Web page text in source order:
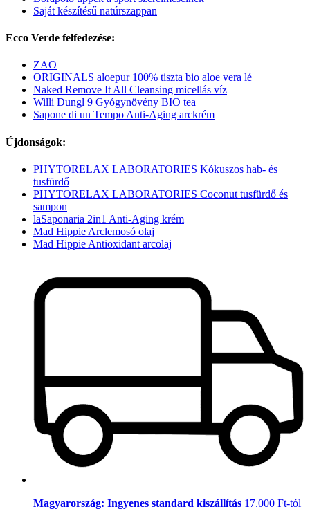
Saját készítésű natúrszappan
Ecco Verde felfedezése:
ZAO
ORIGINALS aloepur 100% tiszta bio aloe vera lé
Naked Remove It All Cleansing micellás víz
Willi Dungl 9 Gyógynövény BIO tea
Sapone di un Tempo Anti-Aging arckrém
Újdonságok:
PHYTORELAX LABORATORIES Kókuszos hab- és
tusfürdő
PHYTORELAX LABORATORIES Coconut tusfürdő és
sampon
laSaponaria 2in1 Anti-Aging krém
Mad Hippie Arclemosó olaj
Mad Hippie Antioxidant arcolaj
Magyarország: Ingyenes standard kiszállítás 17.000 Ft-tól